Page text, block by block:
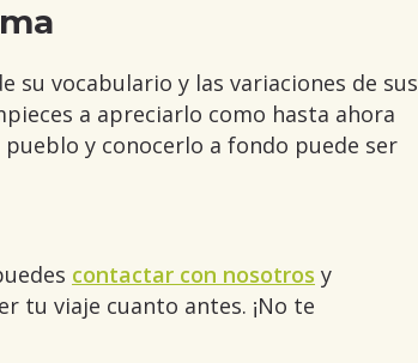
su vocabulario y las variaciones de sus
a apreciarlo como hasta ahora
y conocerlo a fondo puede ser
contactar con nosotros y
tu viaje cuanto antes. ¡No te